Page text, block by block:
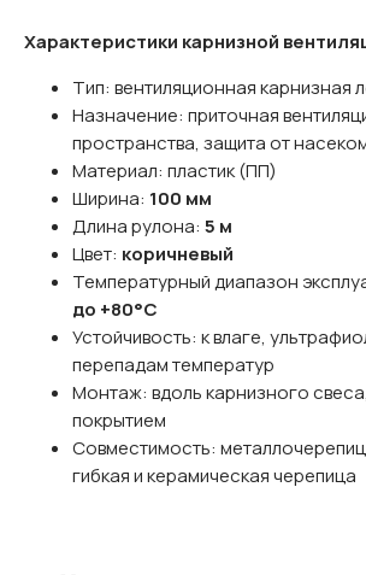
Характеристики карнизной
Тип: вентиляционная карнизная
Назначение: приточная
пространства, защита от
Материал: пластик (ПП)
Ширина: 100 мм
Длина рулона: 5 м
Цвет: коричневый
Температурный диапазон
до +80°C
Устойчивость: к влаге,
перепадам температур
Монтаж: вдоль карнизного
покрытием
Совместимость:
гибкая и керамическая черепица